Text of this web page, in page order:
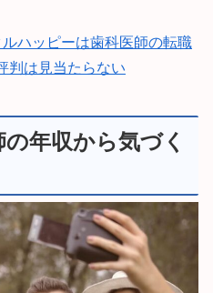
ハッピーは歯科医師の転職
判は見当たらない
年収から気づく